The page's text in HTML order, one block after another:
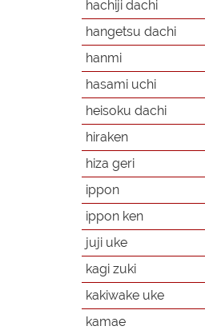
hachiji dachi
hangetsu dachi
hanmi
hasami uchi
heisoku dachi
hiraken
hiza geri
ippon
ippon ken
juji uke
kagi zuki
kakiwake uke
kamae